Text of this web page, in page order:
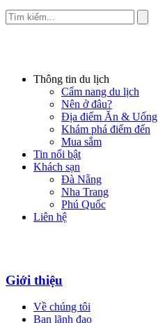
Thông tin du lịch
Cẩm nang du lịch
Nên ở đâu?
Địa điểm Ăn & Uống
Khám phá điểm đến
Mua sắm
Tin nổi bật
Khách sạn
Đà Nẵng
Nha Trang
Phú Quốc
Liên hệ
Giới thiệu
Về chúng tôi
Ban lãnh đạo